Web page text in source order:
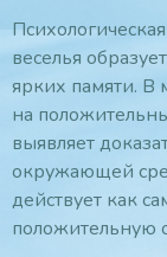
веселья
ярких памяти. В
на
выявляет
окружающей
действует как
положительную